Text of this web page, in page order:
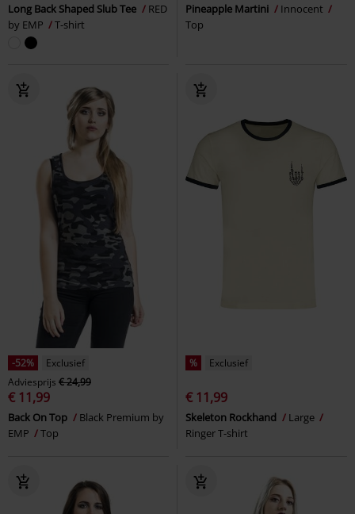
Long Back Shaped Slub Tee
RED
by EMP
T-shirt
Pineapple Martini
Innocent
Top
-52%
Exclusief
Adviesprijs € 24,99
€ 11,99
Back On Top
Black Premium by
EMP
Top
% Exclusief
€ 11,99
Skeleton Rockhand
Large
Ringer T-shirt